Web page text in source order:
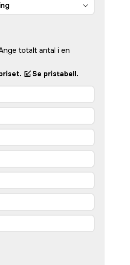
totalt antal i en
Se pristabell.